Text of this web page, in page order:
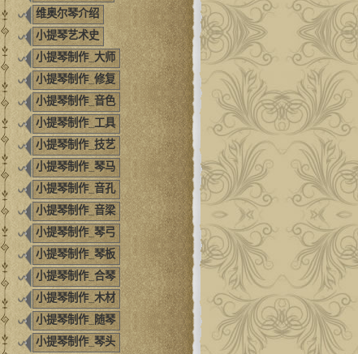
维奥尔琴介绍
小提琴艺术史
小提琴制作_大师
小提琴制作_修复
小提琴制作_音色
小提琴制作_工具
小提琴制作_技艺
小提琴制作_琴马
小提琴制作_音孔
小提琴制作_音梁
小提琴制作_琴弓
小提琴制作_琴板
小提琴制作_合琴
小提琴制作_木材
小提琴制作_随琴
小提琴制作_琴头